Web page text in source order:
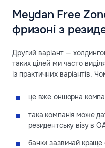
Meydan Free
фризоні з
Другий варіант —
таких цілей ми часто
із практичних варіантів.
це вже оншорна
така компанія може
резидентську візу в
банки зазвичай краще